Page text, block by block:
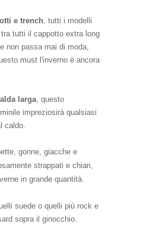
e trench , tutti i modelli
tutti il cappotto extra long
non passa mai di moda,
must l'inverno è ancora
larga , questo
impreziosirà qualsiasi
caldo.
gonne, giacche e
strappati e chiari,
in grande quantità.
suede o quelli più rock e
sopra il ginocchio.